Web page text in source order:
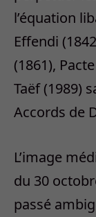
l’équation
Effendi
(1861),
Taëf (1989)
Accords de
L’image
du 30
passé